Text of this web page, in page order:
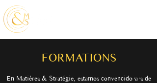
FORMATIONS
En Matières & Stratégie, estamos convencido·a·s de